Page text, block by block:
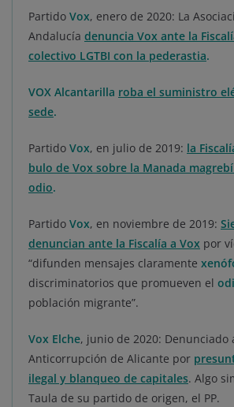
Partido Vox, enero de 2020: La
Andalucía denuncia Vox ante la
colectivo LGTBI con la pederastia.
VOX Alcantarilla roba el suministro
sede.
Partido Vox, en julio de 2019: la
bulo de Vox sobre la Manada
odio.
Partido Vox, en noviembre de 2019:
denuncian ante la Fiscalía a Vox por
“difunden mensajes claramente
discriminatorios que promueven el
población migrante”.
Vox Elche, junio de 2020: Denunciado
Anticorrupción de Alicante por
ilegal y blanqueo de capitales. Algo
Taula de su partido de origen, el PP.